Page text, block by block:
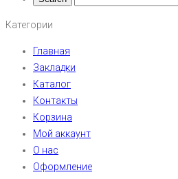
Категории
Главная
Закладки
Каталог
Контакты
Корзина
Мой аккаунт
О нас
Оформление